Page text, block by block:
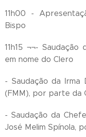
11h00 -
Bispo
11h15 ¬¬-
em nome do Clero
- Saudação da Irma
(FMM), por parte da
- Saudação da
José Melim Spínola,